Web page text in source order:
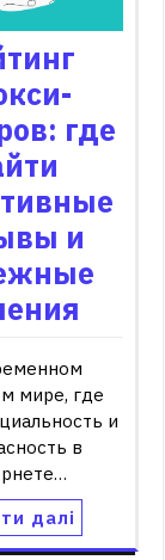
где
и
мире, где
и
в
далі